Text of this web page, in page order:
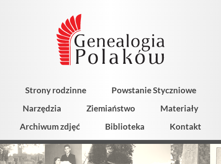
Strony rodzinne
Powstanie Styczniowe
Narzędzia
Ziemiaństwo
Materiały
Archiwum zdjęć
Biblioteka Kontakt